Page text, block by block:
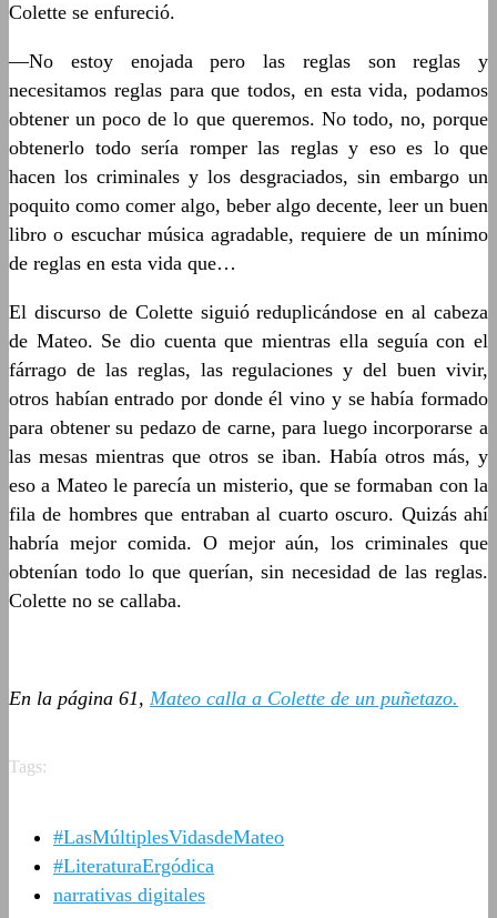
Colette se enfureció.
—No estoy enojada pero las reglas son reglas y
necesitamos reglas para que todos, en esta vida, podamos
obtener un poco de lo que queremos. No todo, no, porque
obtenerlo todo sería romper las reglas y eso es lo que
hacen los criminales y los desgraciados, sin embargo un
poquito como comer algo, beber algo decente, leer un buen
libro o escuchar música agradable, requiere de un mínimo
de reglas en esta vida que…
El discurso de Colette siguió reduplicándose en al cabeza
de Mateo. Se dio cuenta que mientras ella seguía con el
fárrago de las reglas, las regulaciones y del buen vivir,
otros habían entrado por donde él vino y se había formado
para obtener su pedazo de carne, para luego incorporarse a
las mesas mientras que otros se iban. Había otros más, y
eso a Mateo le parecía un misterio, que se formaban con la
fila de hombres que entraban al cuarto oscuro. Quizás ahí
habría mejor comida. O mejor aún, los criminales que
obtenían todo lo que querían, sin necesidad de las reglas.
Colette no se callaba.
En la página 61, Mateo calla a Colette de un puñetazo.
Tags:
#LasMúltiplesVidasdeMateo
#LiteraturaErgódica
narrativas digitales